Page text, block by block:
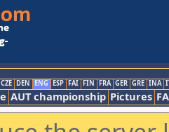
CZE DEN ENG ESP FAI FIN FRA GER GRE INA
AUT championship Pictures